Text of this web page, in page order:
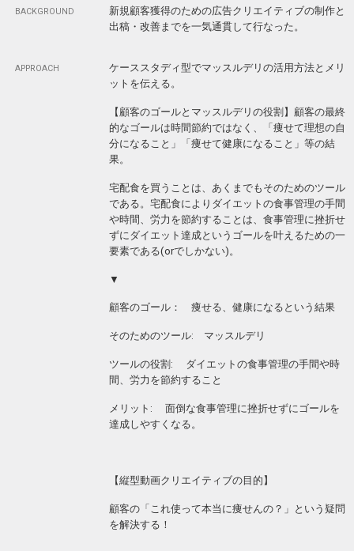
BACKGROUND
新規顧客獲得のための広告クリエイティブの制作と
出稿・改善までを一気通貫して行なった。
APPROACH
ケーススタディ型でマッスルデリの活用方法とメリ
ットを伝える。
【顧客のゴールとマッスルデリの役割】 顧客の最終
的なゴールは時間節約ではなく、「痩せて理想の自
分になること」「痩せて健康になること」等の結
果。
宅配食を買うことは、あくまでもそのためのツール
である。宅配食によりダイエットの食事管理の手間
や時間、労力を節約することは、食事管理に挫折せ
ずにダイエット達成というゴールを叶えるための一
要素である(orでしかない)。
▼
顧客のゴール： 痩せる、健康になるという結果
そのためのツール: マッスルデリ
ツールの役割: ダイエットの食事管理の手間や時
間、労力を節約すること
メリット: 面倒な食事管理に挫折せずにゴールを
達成しやすくなる。
【縦型動画クリエイティブの目的】
顧客の「これ使って本当に痩せんの？」という疑問
を解決する！